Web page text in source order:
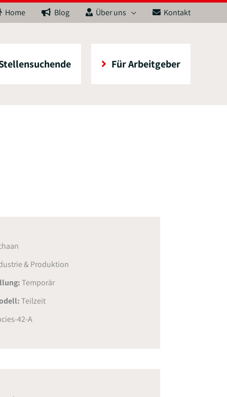
Home Blog Über uns Kontakt
Für Arbeitgeber
& Produktion
Temporär
Teilzeit
42-A